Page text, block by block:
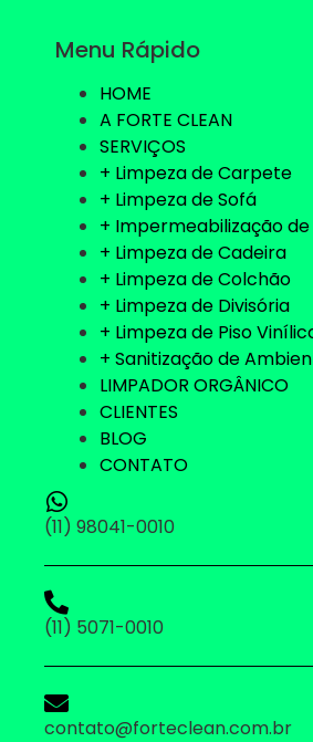
Menu Rápido
HOME
A FORTE CLEAN
SERVIÇOS
+ Limpeza de Carpete
+ Limpeza de Sofá
+ Impermeabilização
+ Limpeza de Cadeira
+ Limpeza de Colchão
+ Limpeza de Divisória
+ Limpeza de Piso
+ Sanitização de
LIMPADOR ORGÂNICO
CLIENTES
BLOG
CONTATO
(11) 98041-0010
(11) 5071-0010
contato@forteclean.com.br